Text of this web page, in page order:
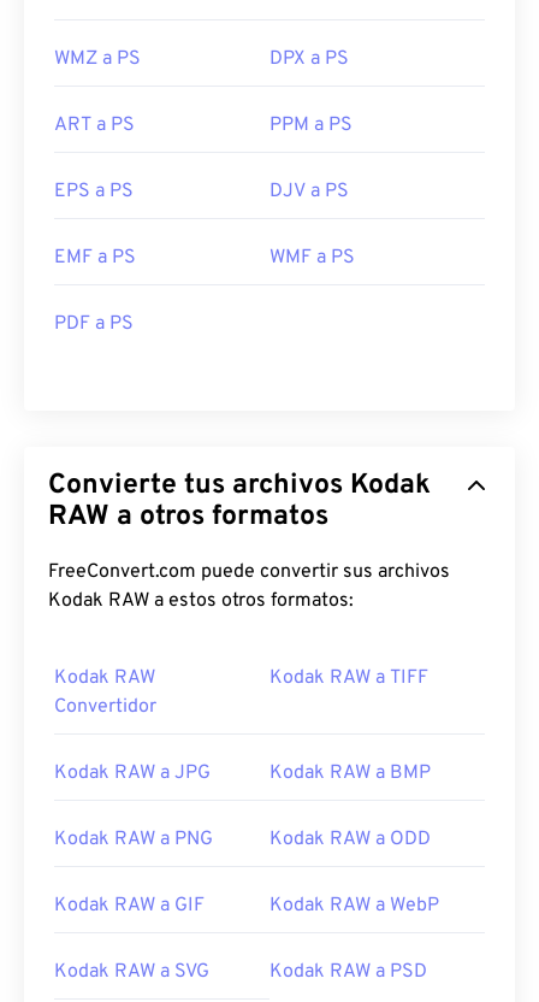
WMZ a PS DPX a PS
ART a PS PPM a PS
EPS a PS DJV a PS
EMF a PS WMF a PS
PDF a PS
Convierte tus archivos Kodak
RAW a otros formatos
FreeConvert.com puede convertir sus archivos
Kodak RAW a estos otros formatos:
Kodak RAW
Convertidor
Kodak RAW a TIFF
Kodak RAW a JPG Kodak RAW a BMP
Kodak RAW a PNG Kodak RAW a ODD
Kodak RAW a GIF Kodak RAW a WebP
Kodak RAW a SVG Kodak RAW a PSD